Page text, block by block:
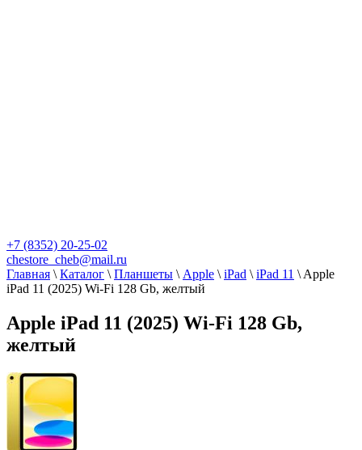
+7 (8352) 20-25-02
chestore_cheb@mail.ru
Главная \ Каталог \ Планшеты \ Apple \ iPad \ iPad 11 \ Apple
iPad 11 (2025) Wi-Fi 128 Gb, желтый
Apple iPad 11 (2025) Wi-Fi 128 Gb,
желтый